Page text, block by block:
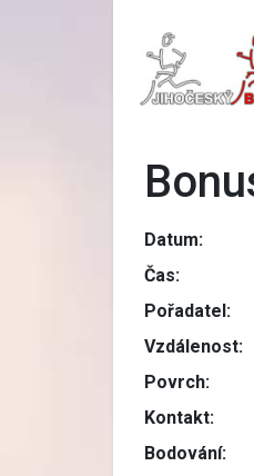
Datum:
Čas:
Pořadatel:
Vzdálenost:
Povrch:
Kontakt:
Bodování: